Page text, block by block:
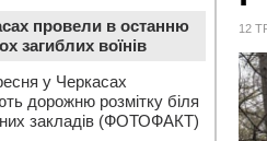
12
провели в останню
загиблих воїнів
у Черкасах
дорожню розмітку біля
закладів (ФОТОФАКТ)